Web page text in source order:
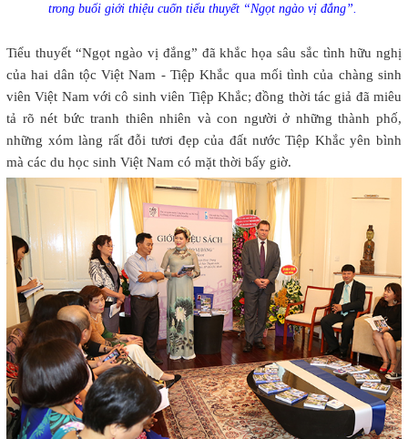
trong buổi giới thiệu cuốn tiểu thuyết “Ngọt ngào vị đắng”.
Tiểu thuyết “Ngọt ngào vị đắng” đã khắc họa sâu sắc tình hữu nghị
của hai dân tộc Việt Nam - Tiệp Khắc qua mối tình của chàng sinh
viên Việt Nam với cô sinh viên Tiệp Khắc; đồng thời tác giả đã miêu
tả rõ nét bức tranh thiên nhiên và con người ở những thành phố,
những xóm làng rất đỗi tươi đẹp của đất nước Tiệp Khắc yên bình
mà các du học sinh Việt Nam có mặt thời bấy giờ.